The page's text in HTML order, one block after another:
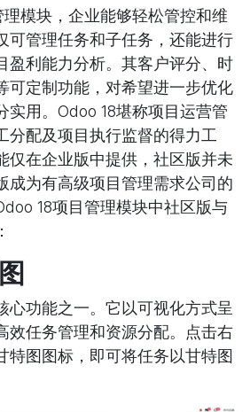
模块，企业能够轻松管控和维
可管理任务和子任务，还能进行
盈利能力分析。其客户评分、时
可定制功能，对希望进一步优化
实用。Odoo 18堪称项目运营管
分配及项目执行监督的得力工
仅在企业版中提供，社区版并未
成为有高级项目管理需求公司的
18项目管理模块中社区版与
心功能之一。它以可视化方式呈
效任务管理和资源分配。点击右
特图图标，即可将任务以甘特图